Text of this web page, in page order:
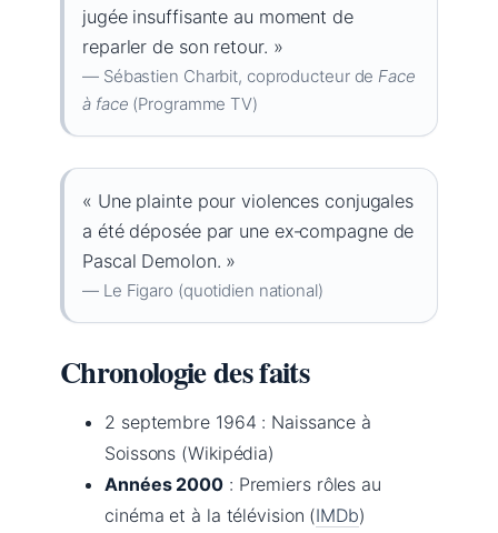
jugée insuffisante au moment de
reparler de son retour. »
— Sébastien Charbit, coproducteur de Face
à face (Programme TV)
« Une plainte pour violences conjugales
a été déposée par une ex‑compagne de
Pascal Demolon. »
— Le Figaro (quotidien national)
Chronologie des faits
2 septembre 1964 : Naissance à
Soissons (Wikipédia)
Années 2000: Premiers rôles au
cinéma et à la télévision (IMDb)